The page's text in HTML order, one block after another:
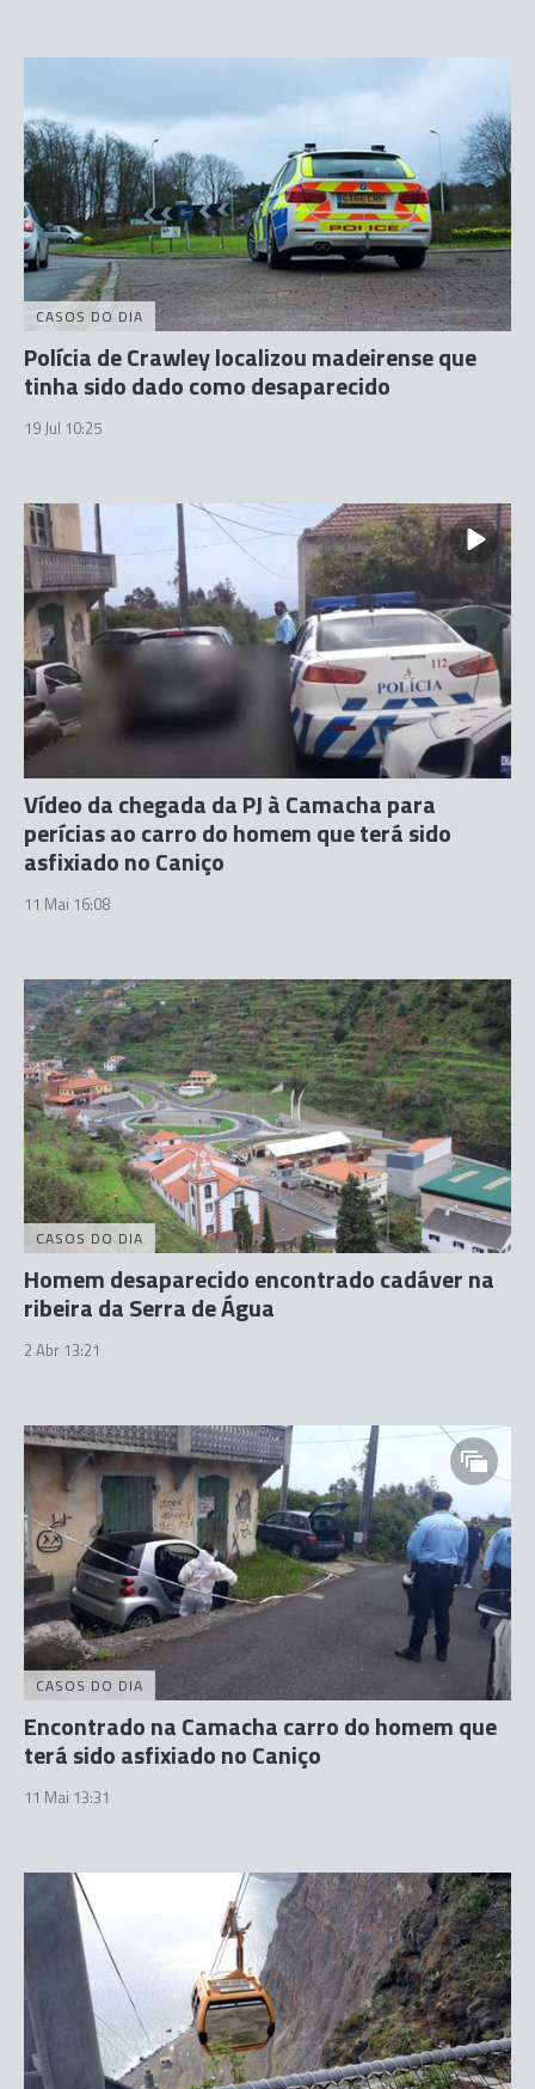
CASOS DO DIA
Polícia de Crawley localizou madeirense que
tinha sido dado como desaparecido
19 Jul 10:25
Vídeo da chegada da PJ à Camacha para
perícias ao carro do homem que terá sido
asfixiado no Caniço
11 Mai 16:08
CASOS DO DIA
Homem desaparecido encontrado cadáver na
ribeira da Serra de Água
2 Abr 13:21
CASOS DO DIA
Encontrado na Camacha carro do homem que
terá sido asfixiado no Caniço
11 Mai 13:31